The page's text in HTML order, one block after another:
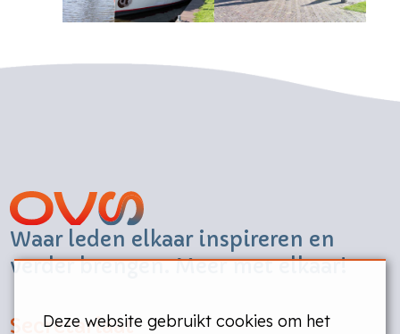
Waar leden elkaar inspireren en
verder brengen. Meer met elkaar!
Secretariaat
Deze website gebruikt cookies om het